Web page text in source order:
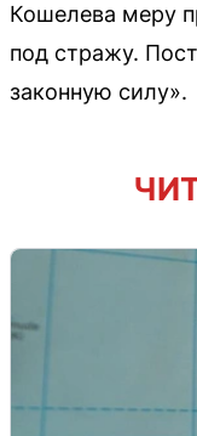
Кошелева меру
под стражу.
законную силу».